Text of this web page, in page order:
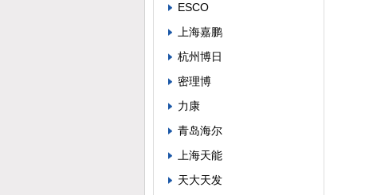
ESCO
上海嘉鹏
杭州博日
密理博
力康
青岛海尔
上海天能
天大天发